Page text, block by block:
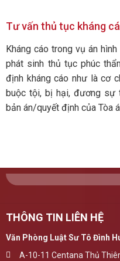
Tư vấn thủ tục kháng
Kháng cáo trong vụ án
phát sinh thủ tục phúc
định kháng cáo như là cơ
buộc tội, bị hại, đương sự
bản án/quyết định của Tòa
THÔNG TIN LIÊN HỆ
Văn Phòng Luật Sư Tô Đình
A-10-11 Centana Thủ